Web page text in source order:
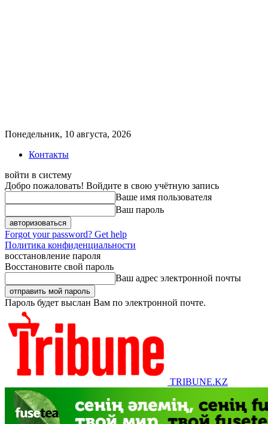
Понедельник, 10 августа, 2026
Контакты
войти в систему
Добро пожаловать! Войдите в свою учётную запись
Ваше имя пользователя
Ваш пароль
Forgot your password? Get help
Политика конфиденциальности
восстановление пароля
Восстановите свой пароль
Ваш адрес электронной почты
Пароль будет выслан Вам по электронной почте.
TRIBUNE.KZ